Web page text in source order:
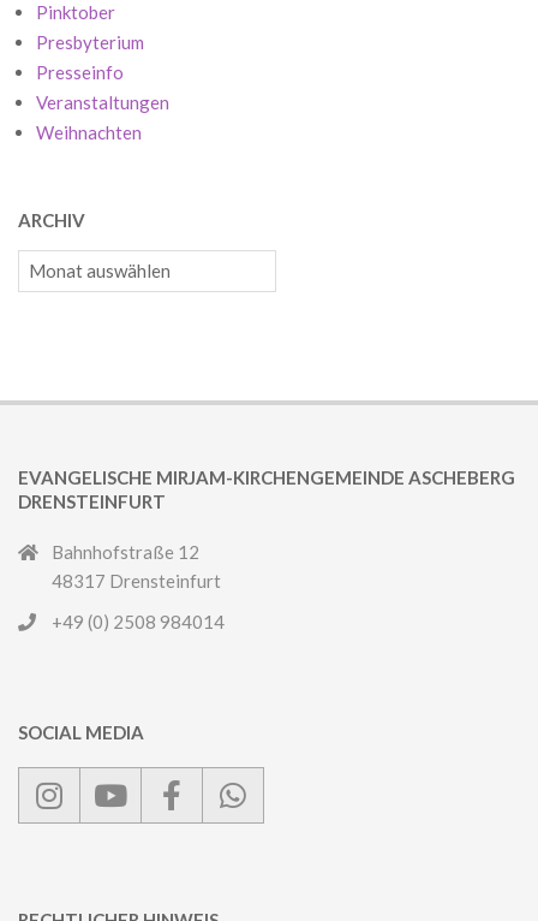
Pinktober
Presbyterium
Presseinfo
Veranstaltungen
Weihnachten
ARCHIV
Archiv
EVANGELISCHE MIRJAM-KIRCHENGEMEINDE ASCHEBERG
DRENSTEINFURT
Bahnhofstraße 12
48317 Drensteinfurt
+49 (0) 2508 984014
SOCIAL MEDIA